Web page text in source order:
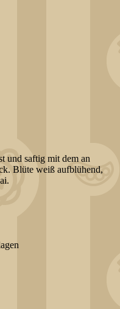
und saftig mit dem an
Blüte weiß aufblühend,